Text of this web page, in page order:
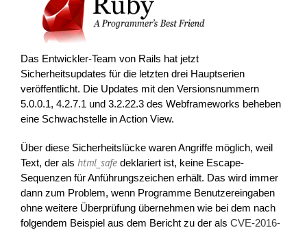
Das Entwickler-Team von Rails hat jetzt
Sicherheitsupdates für die letzten drei Hauptserien
veröffentlicht. Die Updates mit den Versionsnummern
5.0.0.1, 4.2.7.1 und 3.2.22.3 des Webframeworks beheben
eine Schwachstelle in Action View.
Über diese Sicherheitslücke waren Angriffe möglich, weil
Text, der als html_safe deklariert ist, keine Escape-
Sequenzen für Anführungszeichen erhält. Das wird immer
dann zum Problem, wenn Programme Benutzereingaben
ohne weitere Überprüfung übernehmen wie bei dem nach
folgendem Beispiel aus dem Bericht zu der als CVE-2016-